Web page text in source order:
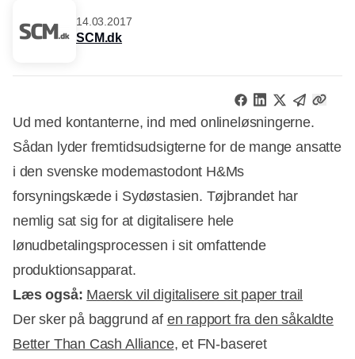
14.03.2017
SCM.dk
Ud med kontanterne, ind med onlineløsningerne.
Sådan lyder fremtidsudsigterne for de mange ansatte
i den svenske modemastodont H&Ms
forsyningskæde i Sydøstasien. Tøjbrandet har
nemlig sat sig for at digitalisere hele
lønudbetalingsprocessen i sit omfattende
produktionsapparat.
Læs også: Maersk vil digitalisere sit paper trail
Der sker på baggrund af en rapport fra den såkaldte
Better Than Cash Alliance, et FN-baseret